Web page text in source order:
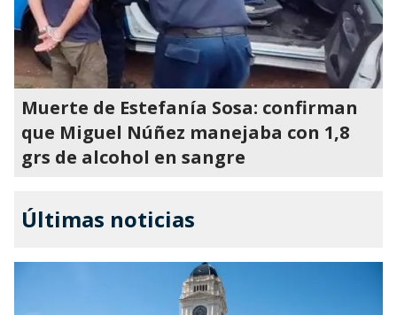
Muerte de Estefanía Sosa: confirman
que Miguel Núñez manejaba con 1,8
grs de alcohol en sangre
Últimas noticias